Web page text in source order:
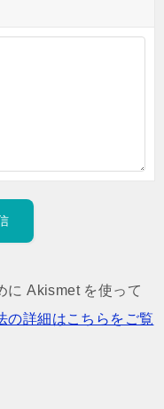
に Akismet を使って
の詳細はこちらをご覧